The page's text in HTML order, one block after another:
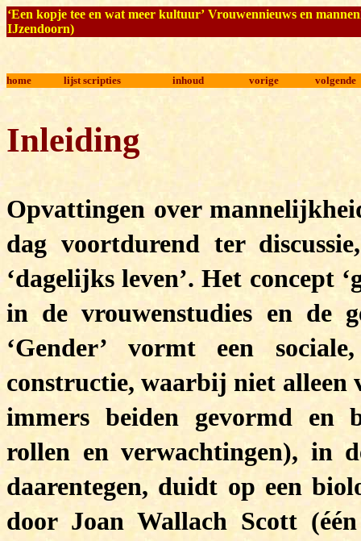
‘Een kopje tee en wat meer kultuur’ Vrouwennieuws en
IJzendoorn)
home lijst scripties inhoud vorige volgende
Inleiding
Opvattingen over
dag voortdurend ter
‘dagelijks leven’. Het concept
in de vrouwenstudies en de
‘Gender’ vormt een
constructie, waarbij niet alleen
immers beiden gevormd en
rollen en verwachtingen), in
daarentegen, duidt op een
door Joan Wallach Scott